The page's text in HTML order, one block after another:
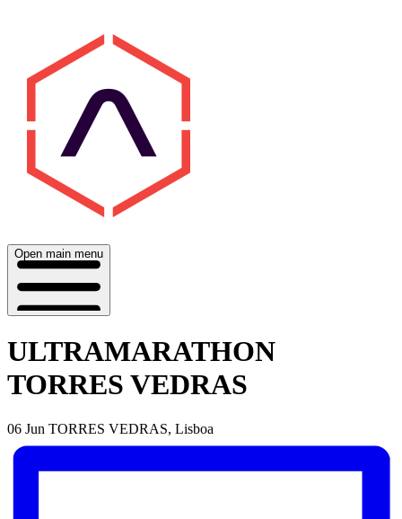
Open main menu
ULTRAMARATHON
TORRES VEDRAS
06 Jun TORRES VEDRAS, Lisboa